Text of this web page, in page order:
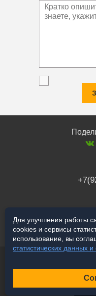
Для улучшения работы
cookies и сервисы
использование, вы
статистических данных